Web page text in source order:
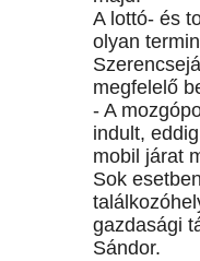
A lottó- és
olyan
megfelelő
- A
indult,
mobil járat
Sok
gazdasági
Sándor.